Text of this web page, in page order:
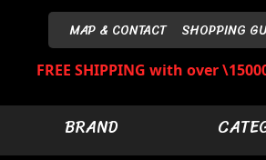
MAP & CONTACT SHOPPING
FREE SHIPPING with over
BRAND